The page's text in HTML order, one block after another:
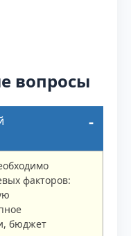
вопросы
факторов:
бюджет